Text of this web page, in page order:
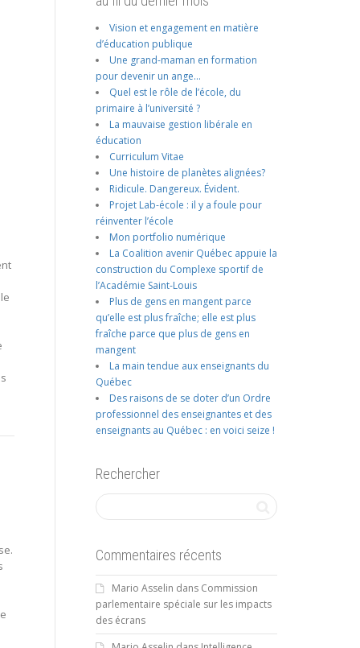
Vision et engagement en matière
d’éducation publique
Une grand-maman en formation
pour devenir un ange…
Quel est le rôle de l’école, du
primaire à l’université ?
La mauvaise gestion libérale en
éducation
Curriculum Vitae
Une histoire de planètes alignées?
Ridicule. Dangereux. Évident.
Projet Lab-école : il y a foule pour
réinventer l’école
Mon portfolio numérique
La Coalition avenir Québec appuie la
construction du Complexe sportif de
l’Académie Saint-Louis
Plus de gens en mangent parce
qu’elle est plus fraîche; elle est plus
fraîche parce que plus de gens en
mangent
La main tendue aux enseignants du
Québec
Des raisons de se doter d’un Ordre
professionnel des enseignantes et des
enseignants au Québec : en voici seize !
Rechercher
Commentaires récents
Mario Asselin dans Commission
parlementaire spéciale sur les impacts
des écrans